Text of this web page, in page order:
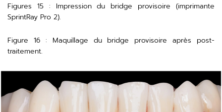
Figures 15 : Impression du bridge provisoire (imprimante
SprintRay Pro 2).
Figure 16 : Maquillage du bridge provisoire après post-
traitement.